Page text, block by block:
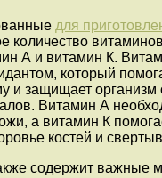
для
количество
А и витамин К.
который
и защищает организм
Витамин А
а витамин К
костей и
содержит важные